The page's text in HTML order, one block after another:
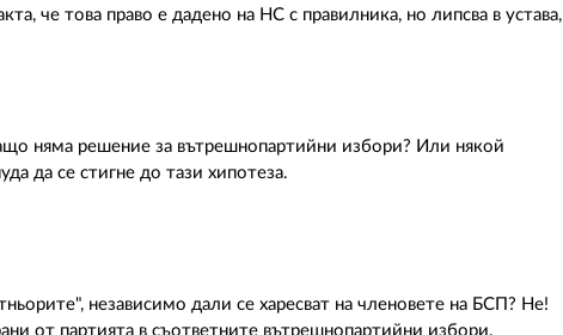
че това право е дадено на НС с правилника, но липсва в устава,
няма решение за вътрешнопартийни избори? Или някой
да се стигне до тази хипотеза.
независимо дали се харесват на членовете на БСП? Не!
от партията в съответните вътрешнопартийни избори.